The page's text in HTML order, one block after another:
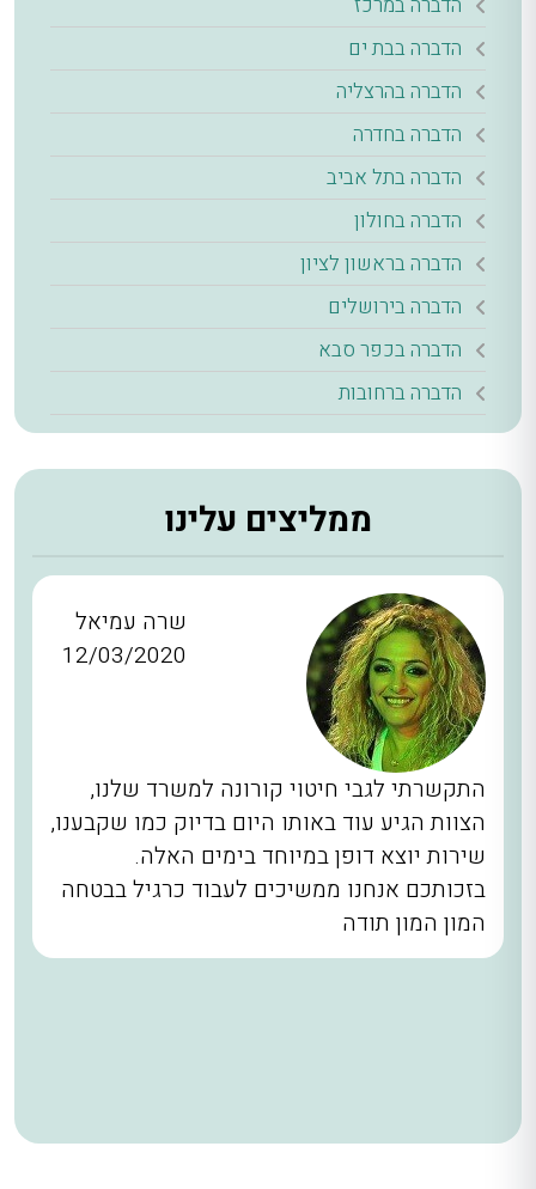
הדברה בבת ים
הדברה בהרצליה
הדברה בחדרה
הדברה בתל אביב
הדברה בחולון
הדברה בראשון לציון
הדברה בירושלים
הדברה בכפר סבא
הדברה ברחובות
ממליצים עלינו
שרה עמיאל
12/03/2020
התקשרתי לגבי חיטוי קורונה למשרד שלנו,
הצוות הגיע עוד באותו היום בדיוק כמו שקבענו,
שירות יוצא דופן במיוחד בימים האלה.
בזכותכם אנחנו ממשיכים לעבוד כרגיל בבטחה
המון המון תודה